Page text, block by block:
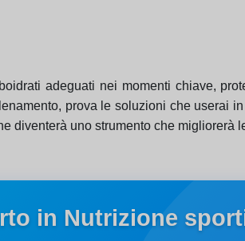
adeguati nei momenti chiave,
prova le soluzioni che userai
diventerà uno strumento che migliorerà
in Nutrizione